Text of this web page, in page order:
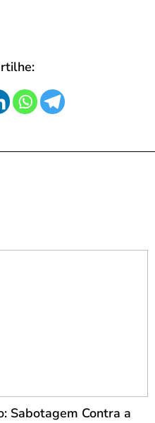
Sabotagem Contra a